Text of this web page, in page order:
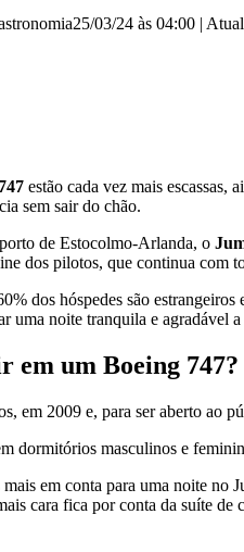
25/03/24 às 04:00 |
estão cada vez mais escassas,
sem sair do chão.
de Estocolmo-Arlanda, o
dos pilotos, que continua com
dos hóspedes são
uma noite tranquila e agradável
em um Boeing 747?
em 2009 e, para ser aberto ao
dormitórios masculinos e
em conta para uma noite no
cara fica por conta da suíte